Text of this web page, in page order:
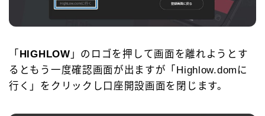
「 HIGHLOW 」のロゴを押して画面を離れようとす
るともう一度確認画面が出ますが「Highlow.domに
行く」をクリックし口座開設画面を閉じます。